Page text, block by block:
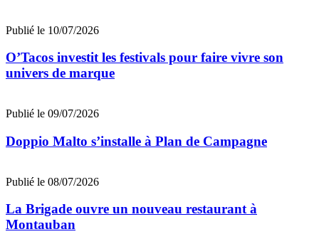
Publié le 10/07/2026
O’Tacos investit les festivals pour faire vivre son
univers de marque
Publié le 09/07/2026
Doppio Malto s’installe à Plan de Campagne
Publié le 08/07/2026
La Brigade ouvre un nouveau restaurant à
Montauban